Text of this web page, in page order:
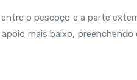
o pescoço e a parte
mais baixo,